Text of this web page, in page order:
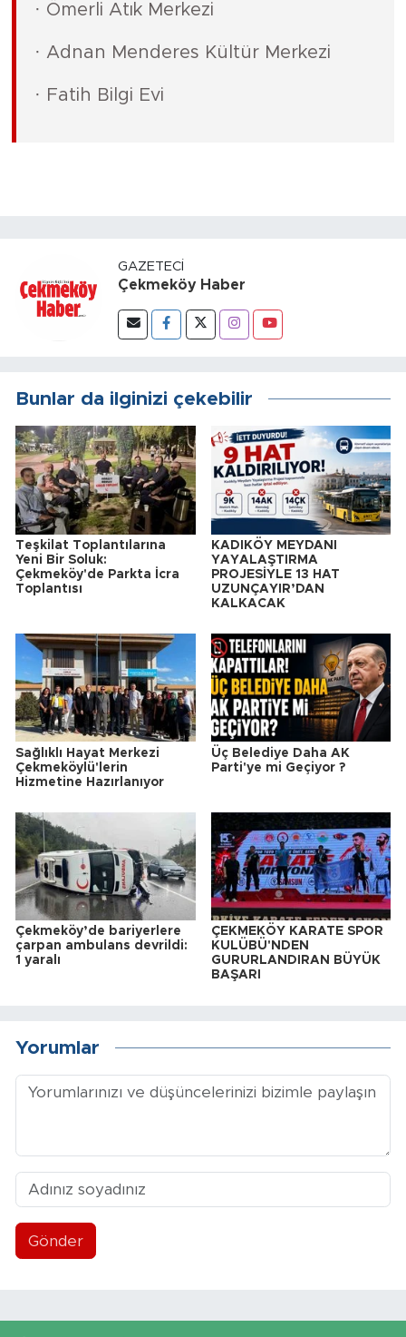
· Ömerli Atık Merkezi
· Adnan Menderes Kültür Merkezi
· Fatih Bilgi Evi
GAZETECI
Çekmeköy Haber
Bunlar da ilginizi çekebilir
Teşkilat Toplantılarına
Yeni Bir Soluk:
Çekmeköy'de Parkta İcra
Toplantısı
KADIKÖY MEYDANI
YAYALAŞTIRMA
PROJESİYLE 13 HAT
UZUNÇAYIR’DAN
KALKACAK
Sağlıklı Hayat Merkezi
Çekmeköylü'lerin
Hizmetine Hazırlanıyor
Üç Belediye Daha AK
Parti'ye mi Geçiyor ?
Çekmeköy’de bariyerlere
çarpan ambulans devrildi:
1 yaralı
ÇEKMEKÖY KARATE SPOR
KULÜBÜ'NDEN
GURURLANDIRAN BÜYÜK
BAŞARI
Yorumlar
Gönder